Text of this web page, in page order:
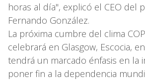
horas al día", explicó el CEO del
Fernando González.
La próxima cumbre del clima
celebrará en Glasgow, Escocia,
tendrá un marcado énfasis en la
poner fin a la dependencia